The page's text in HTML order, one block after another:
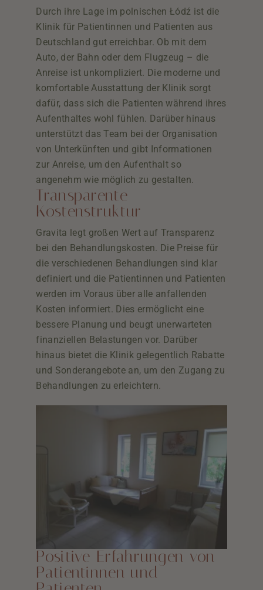
Durch ihre Lage im polnischen Łódź ist die
Klinik für Patientinnen und Patienten aus
Deutschland gut erreichbar. Ob mit dem
Auto, der Bahn oder dem Flugzeug – die
Anreise ist unkompliziert. Die moderne und
komfortable Ausstattung der Klinik sorgt
dafür, dass sich die Patienten während ihres
Aufenthaltes wohl fühlen. Darüber hinaus
unterstützt das Team bei der Organisation
von Unterkünften und gibt Informationen
zur Anreise, um den Aufenthalt so
angenehm wie möglich zu gestalten.
Transparente
Kostenstruktur
Gravita legt großen Wert auf Transparenz
bei den Behandlungskosten. Die Preise für
die verschiedenen Behandlungen sind klar
definiert und die Patientinnen und Patienten
werden im Voraus über alle anfallenden
Kosten informiert. Dies ermöglicht eine
bessere Planung und beugt unerwarteten
finanziellen Belastungen vor. Darüber
hinaus bietet die Klinik gelegentlich Rabatte
und Sonderangebote an, um den Zugang zu
Behandlungen zu erleichtern.
Positive Erfahrungen von
Patientinnen und